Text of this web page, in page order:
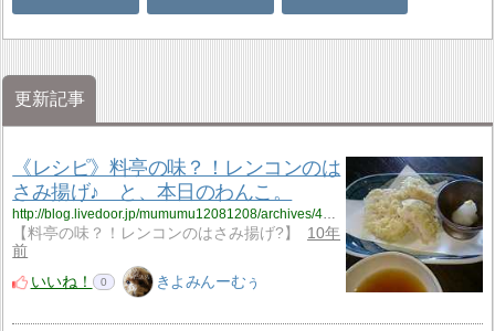
更新記事
《レシピ》料亭の味？！レンコンのは
さみ揚げ♪ と、本日のわんこ。
【料亭の味？！レンコンのはさみ揚げ?】
10年
前
いいね！
0 きよみんーむぅ